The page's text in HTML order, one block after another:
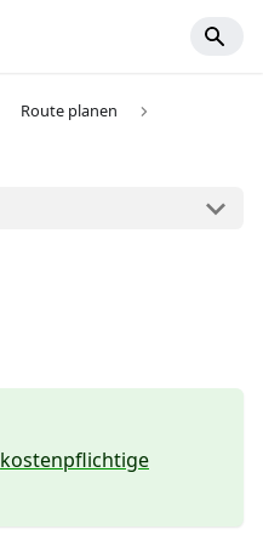
Route planen
kostenpflichtige